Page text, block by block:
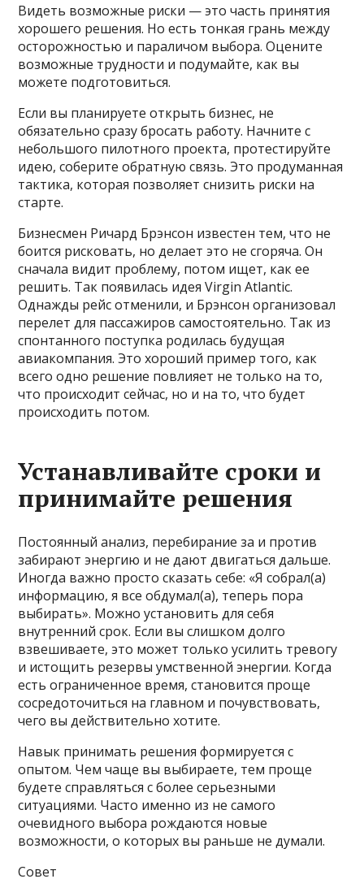
Видеть возможные риски — это часть принятия
хорошего решения. Но есть тонкая грань между
осторожностью и параличом выбора. Оцените
возможные трудности и подумайте, как вы
можете подготовиться.
Если вы планируете открыть бизнес, не
обязательно сразу бросать работу. Начните с
небольшого пилотного проекта, протестируйте
идею, соберите обратную связь. Это продуманная
тактика, которая позволяет снизить риски на
старте.
Бизнесмен Ричард Брэнсон известен тем, что не
боится рисковать, но делает это не сгоряча. Он
сначала видит проблему, потом ищет, как ее
решить. Так появилась идея Virgin Atlantic.
Однажды рейс отменили, и Брэнсон организовал
перелет для пассажиров самостоятельно. Так из
спонтанного поступка родилась будущая
авиакомпания. Это хороший пример того, как
всего одно решение повлияет не только на то,
что происходит сейчас, но и на то, что будет
происходить потом.
Устанавливайте сроки и
принимайте решения
Постоянный анализ, перебирание за и против
забирают энергию и не дают двигаться дальше.
Иногда важно просто сказать себе: «Я собрал(а)
информацию, я все обдумал(а), теперь пора
выбирать». Можно установить для себя
внутренний срок. Если вы слишком долго
взвешиваете, это может только усилить тревогу
и истощить резервы умственной энергии. Когда
есть ограниченное время, становится проще
сосредоточиться на главном и почувствовать,
чего вы действительно хотите.
Навык принимать решения формируется с
опытом. Чем чаще вы выбираете, тем проще
будете справляться с более серьезными
ситуациями. Часто именно из не самого
очевидного выбора рождаются новые
возможности, о которых вы раньше не думали.
Совет